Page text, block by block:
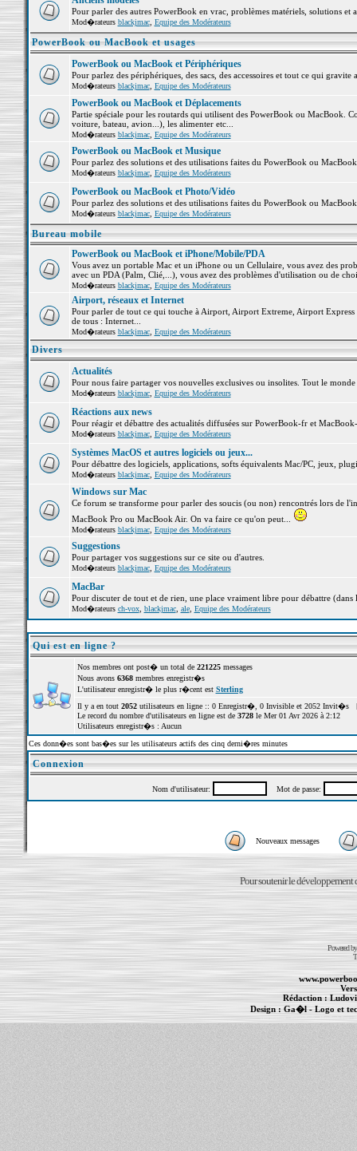
Pour parler des autres PowerBook en vrac, problèmes matériels, solutions et
Mod�rateurs blackjmac, Equipe des Modérateurs
PowerBook ou MacBook et usages
PowerBook ou MacBook et Périphériques
Pour parlez des périphériques, des sacs, des accessoires et tout ce qui
Mod�rateurs blackjmac, Equipe des Modérateurs
PowerBook ou MacBook et Déplacements
Partie spéciale pour les routards qui utilisent des PowerBook ou MacBook.
voiture, bateau, avion...), les alimenter etc...
Mod�rateurs blackjmac, Equipe des Modérateurs
PowerBook ou MacBook et Musique
Pour parlez des solutions et des utilisations faites du PowerBook ou
Mod�rateurs blackjmac, Equipe des Modérateurs
PowerBook ou MacBook et Photo/Vidéo
Pour parlez des solutions et des utilisations faites du PowerBook ou
Mod�rateurs blackjmac, Equipe des Modérateurs
Bureau mobile
PowerBook ou MacBook et iPhone/Mobile/PDA
Vous avez un portable Mac et un iPhone ou un Cellulaire, vous avez des
avec un PDA (Palm, Clié,...), vous avez des problèmes d'utilisation ou de
Mod�rateurs blackjmac, Equipe des Modérateurs
Airport, réseaux et Internet
Pour parler de tout ce qui touche à Airport, Airport Extreme, Airport
de tous : Internet...
Mod�rateurs blackjmac, Equipe des Modérateurs
Divers
Actualités
Pour nous faire partager vos nouvelles exclusives ou insolites. Tout le
Mod�rateurs blackjmac, Equipe des Modérateurs
Réactions aux news
Pour réagir et débattre des actualités diffusées sur PowerBook-fr et
Mod�rateurs blackjmac, Equipe des Modérateurs
Systèmes MacOS et autres logiciels ou jeux...
Pour débattre des logiciels, applications, softs équivalents Mac/PC, jeux,
Mod�rateurs blackjmac, Equipe des Modérateurs
Windows sur Mac
Ce forum se transforme pour parler des soucis (ou non) rencontrés lors de
MacBook Pro ou MacBook Air. On va faire ce qu'on peut...
Mod�rateurs blackjmac, Equipe des Modérateurs
Suggestions
Pour partager vos suggestions sur ce site ou d'autres.
Mod�rateurs blackjmac, Equipe des Modérateurs
MacBar
Pour discuter de tout et de rien, une place vraiment libre pour débattre (dans
Mod�rateurs ch-vox, blackjmac, ale, Equipe des Modérateurs
Qui est en ligne ?
Nos membres ont post� un total de 221225messages
Nous avons 6368membres enregistr�s
L'utilisateur enregistr� le plus r�cent est Sterling
Il y a en tout 2052utilisateurs en ligne :: 0 Enregistr�, 0 Invisible et 2052 Invit�s
Le record du nombre d'utilisateurs en ligne est de 3728le Mer 01 Avr 2026 à 2:12
Utilisateurs enregistr�s : Aucun
Ces donn�es sont bas�es sur les utilisateurs actifs des cinq derni�res minutes
Connexion
Nom d'utilisateur: Mot de passe:
Nouveaux messages
Pour soutenir le développement
Powered
Rédaction :
Design : Ga�l- Logo et